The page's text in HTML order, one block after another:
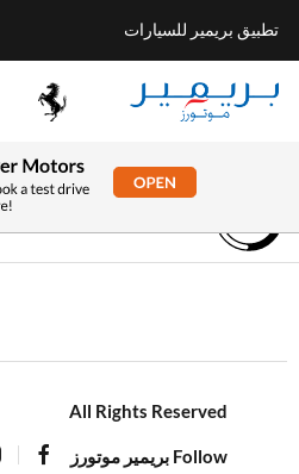
تطبيق بريمير للسيارات
All Rights Reserved
Follow بريمير موتورز